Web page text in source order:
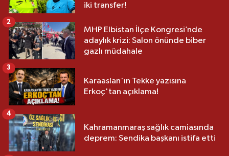
iki transfer!
MHP Elbistan İlçe Kongresi’nde
adaylık krizi: Salon önünde biber
gazlı müdahale
2
Karaaslan'ın Tekke yazısına
Erkoç'tan açıklama!
3
Kahramanmaraş sağlık camiasında
deprem: Sendika başkanı istifa etti
4